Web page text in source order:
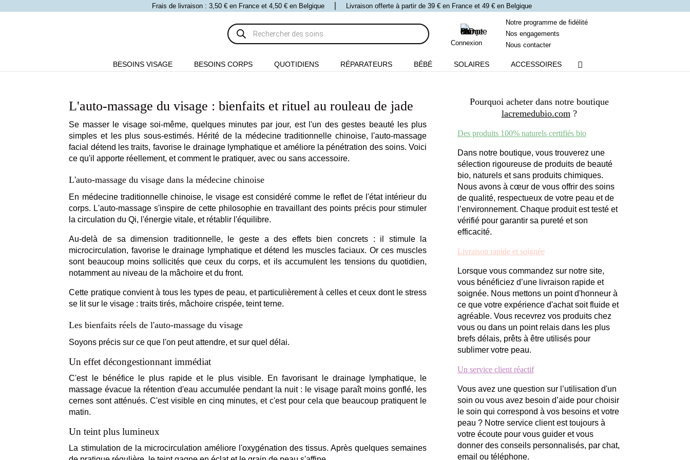
Frais de livraison : 3,50 € en France et 4,50 € en Belgique ⎪ Livraison offerte à partir de 39 € en France et 49 € en Belgique
Recherche
de
produits
Connexion
Notre programme de fidélité
Nos engagements
Nous contacter
BESOINS VISAGE BESOINS CORPS QUOTIDIENS RÉPARATEURS BÉBÉ SOLAIRES ACCESSOIRES
Retrouvez tous nos articles ici
L'auto-massage du visage : bienfaits et rituel au rouleau de jade
Se masser le visage soi-même, quelques minutes par jour, est l'un des gestes beauté les plus
simples et les plus sous-estimés. Hérité de la médecine traditionnelle chinoise, l'auto-massage
facial détend les traits, favorise le drainage lymphatique et améliore la pénétration des soins. Voici
ce qu'il apporte réellement, et comment le pratiquer, avec ou sans accessoire.
L'auto-massage du visage dans la médecine chinoise
En médecine traditionnelle chinoise, le visage est considéré comme le reflet de l'état intérieur du
corps. L'auto-massage s'inspire de cette philosophie en travaillant des points précis pour stimuler
la circulation du Qi, l'énergie vitale, et rétablir l'équilibre.
Au-delà de sa dimension traditionnelle, le geste a des effets bien concrets : il stimule la
microcirculation, favorise le drainage lymphatique et détend les muscles faciaux. Or ces muscles
sont beaucoup moins sollicités que ceux du corps, et ils accumulent les tensions du quotidien,
notamment au niveau de la mâchoire et du front.
Cette pratique convient à tous les types de peau, et particulièrement à celles et ceux dont le stress
se lit sur le visage : traits tirés, mâchoire crispée, teint terne.
Les bienfaits réels de l'auto-massage du visage
Soyons précis sur ce que l'on peut attendre, et sur quel délai.
Un effet décongestionnant immédiat
C'est le bénéfice le plus rapide et le plus visible. En favorisant le drainage lymphatique, le
massage évacue la rétention d'eau accumulée pendant la nuit : le visage paraît moins gonflé, les
cernes sont atténués. C'est visible en cinq minutes, et c'est pour cela que beaucoup pratiquent le
matin.
Un teint plus lumineux
La stimulation de la microcirculation améliore l'oxygénation des tissus. Après quelques semaines
Pourquoi acheter dans notre boutique
lacremedubio.com?
Des produits 100% naturels certifiés bio
Dans notre boutique, vous trouverez une
sélection rigoureuse de produits de beauté
bio, naturels et sans produits chimiques.
Nous avons à cœur de vous offrir des soins
de qualité, respectueux de votre peau et de
l’environnement. Chaque produit est testé et
vérifié pour garantir sa pureté et son
efficacité.
Livraison rapide et soignée
Lorsque vous commandez sur notre site,
vous bénéficiez d’une livraison rapide et
soignée. Nous mettons un point d'honneur à
ce que votre expérience d'achat soit fluide et
agréable. Vous recevrez vos produits chez
vous ou dans un point relais dans les plus
brefs délais, prêts à être utilisés pour
sublimer votre peau.
Un service client réactif
Vous avez une question sur l’utilisation d'un
soin ou vous avez besoin d’aide pour choisir
le soin qui correspond à vos besoins et votre
peau ? Notre service client est toujours à
votre écoute pour vous guider et vous
donner des conseils personnalisés, par chat,
email ou téléphone.